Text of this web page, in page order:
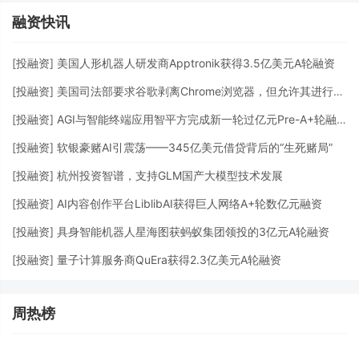
融资快讯
[投融资] 美国人形机器人研发商Apptronik获得3.5亿美元A轮融资
[投融资] 美国司法部要求谷歌剥离Chrome浏览器，但允许其进行AI投资
[投融资] AGI与智能终端应用智平方完成新一轮过亿元Pre-A+轮融资
[投融资] 软银豪赌AI引震荡——345亿美元借贷背后的“生死赌局”
[投融资] 杭州投资智谱，支持GLM国产大模型技术发展
[投融资] AI内容创作平台LiblibAI获得巨人网络A+轮数亿元融资
[投融资] 具身智能机器人星海图获蚂蚁集团领投的3亿元A轮融资
[投融资] 量子计算服务商QuEra获得2.3亿美元A轮融资
周热榜